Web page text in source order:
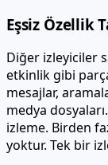
Eşsiz Özellik
Diğer izleyiciler
etkinlik gibi
mesajlar,
medya
izleme. Birden
yoktur. Tek bir